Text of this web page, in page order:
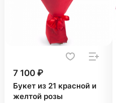
7 100 ₽
Букет из 21 красной и
желтой розы